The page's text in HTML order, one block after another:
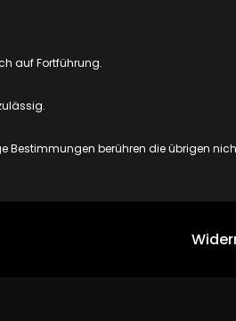
auf Fortführung.
Bestimmungen berühren die übrigen